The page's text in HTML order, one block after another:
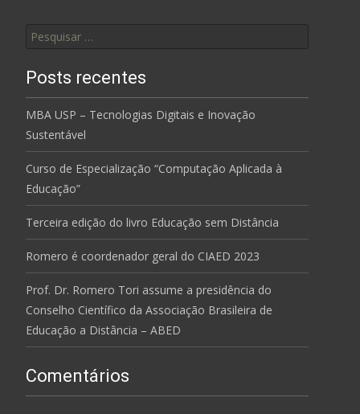
por:
Posts recentes
MBA USP – Tecnologias Digitais e Inovação
Sustentável
Curso de Especialização “Computação Aplicada à
Educação”
Terceira edição do livro Educação sem Distância
Romero é coordenador geral do CIAED 2023
Prof. Dr. Romero Tori assume a presidência do
Conselho Científico da Associação Brasileira de
Educação a Distância – ABED
Comentários